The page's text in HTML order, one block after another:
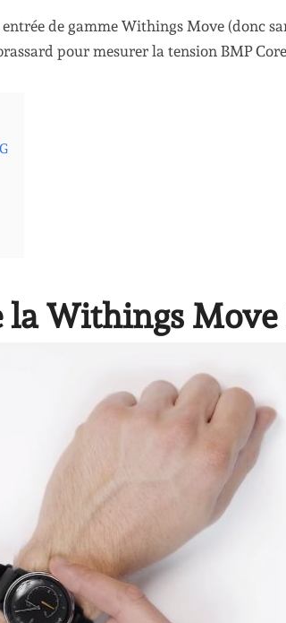
de gamme Withings Move (donc
pour mesurer la tension BMP
Withings Move